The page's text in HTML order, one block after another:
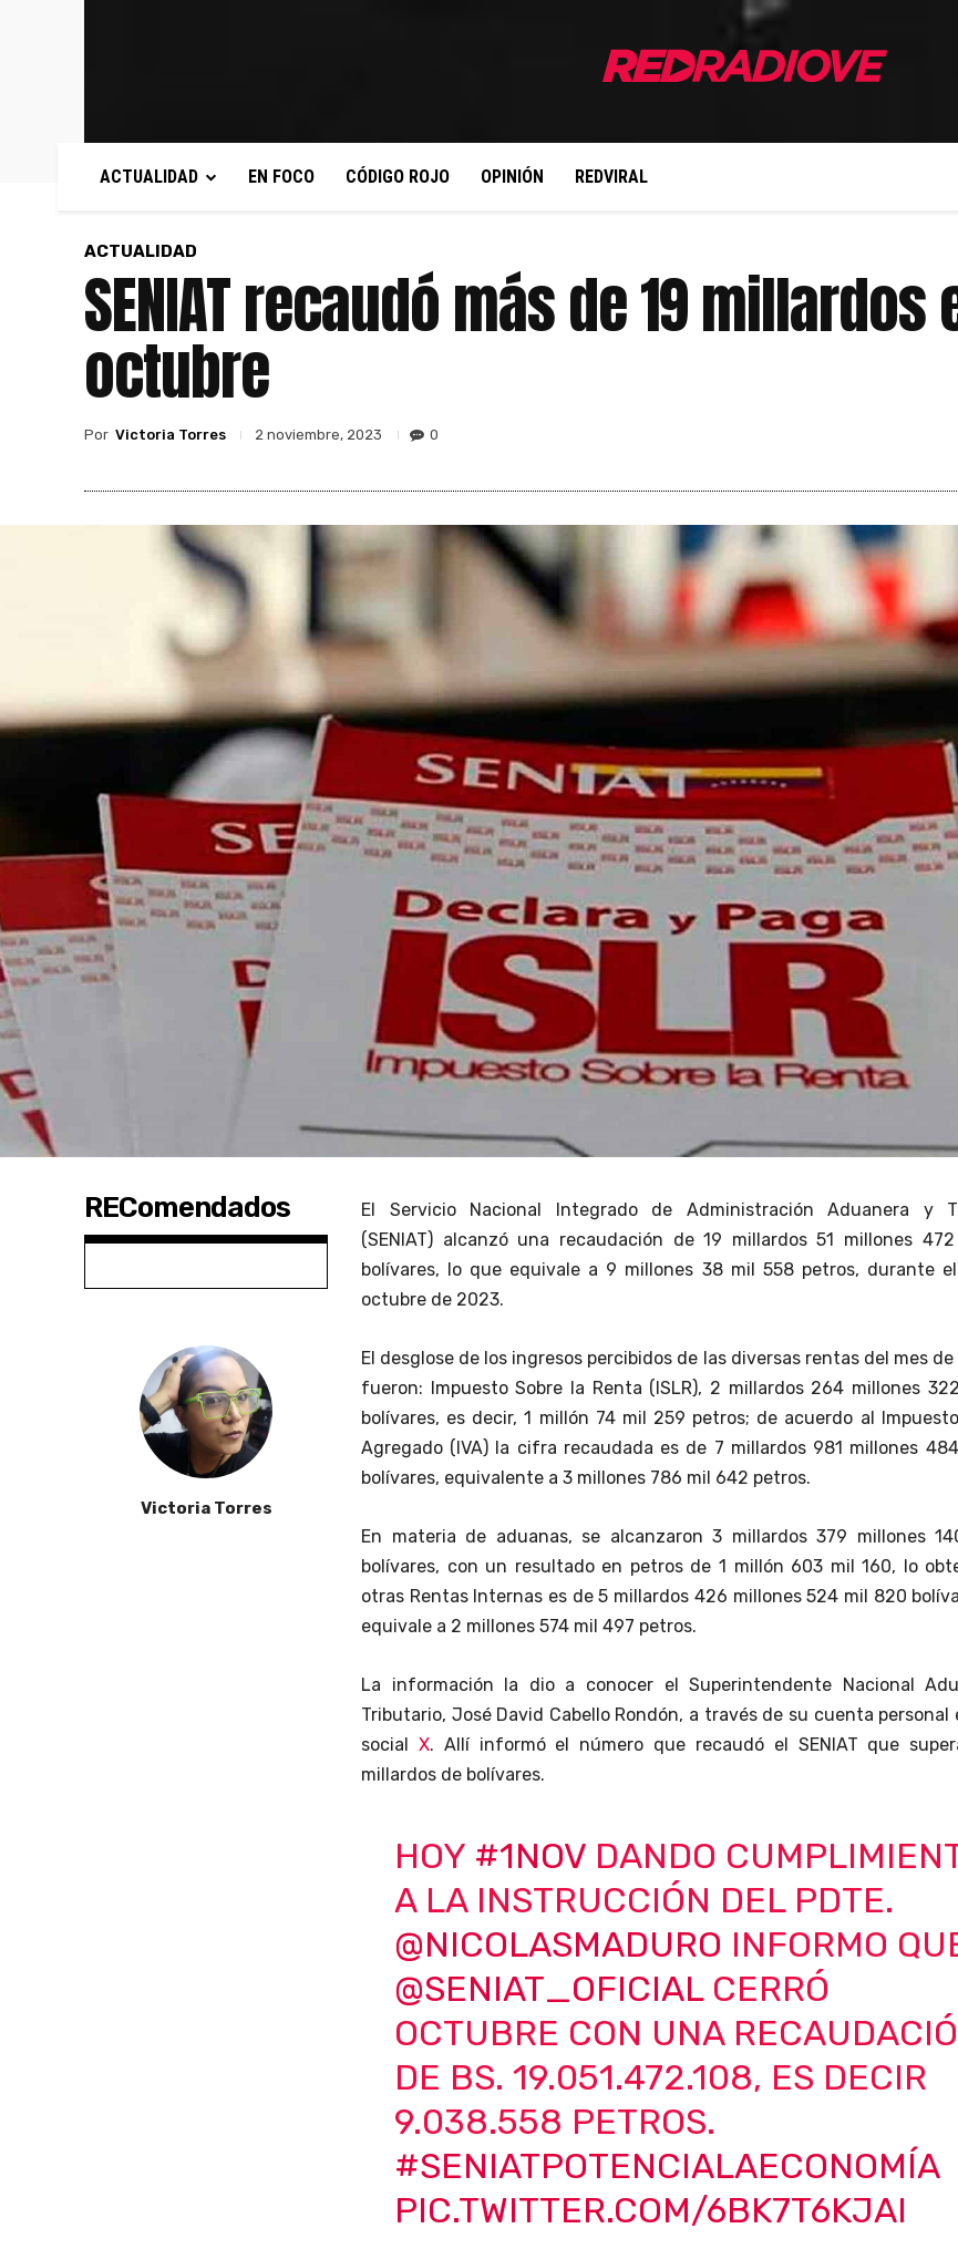
ACTUALIDAD EN FOCO CÓDIGO ROJO OPINIÓN REDVIRAL
ACTUALIDAD
SENIAT recaudó más de 19
octubre
Por Victoria Torres 2 noviembre, 2023 0
REComendados
Victoria Torres
El Servicio Nacional Integrado de Administración Aduanera y
(SENIAT) alcanzó una recaudación de 19 millardos 51 millones
bolívares, lo que equivale a 9 millones 38 mil 558 petros, durante
octubre de 2023.
El desglose de los ingresos percibidos de las diversas rentas del mes
fueron: Impuesto Sobre la Renta (ISLR), 2 millardos 264 millones
bolívares, es decir, 1 millón 74 mil 259 petros; de acuerdo al
Agregado (IVA) la cifra recaudada es de 7 millardos 981 millones
bolívares, equivalente a 3 millones 786 mil 642 petros.
En materia de aduanas, se alcanzaron 3 millardos 379 millones
bolívares, con un resultado en petros de 1 millón 603 mil 160, lo
otras Rentas Internas es de 5 millardos 426 millones 524 mil 820
equivale a 2 millones 574 mil 497 petros.
La información la dio a conocer el Superintendente Nacional
Tributario, José David Cabello Rondón, a través de su cuenta personal
social X. Allí informó el número que recaudó el SENIAT que
millardos de bolívares.
HOY #1NOV DANDO
A LA INSTRUCCIÓN DEL PDTE.
@NICOLASMADURO INFORMO
@SENIAT_OFICIALCERRÓ
OCTUBRE CON UNA
DE BS. 19.051.472.108, ES DECIR
9.038.558 PETROS.
#SENIATPOTENCIALAECONOMÍA
PIC.TWITTER.COM/6BK7T6KJAI